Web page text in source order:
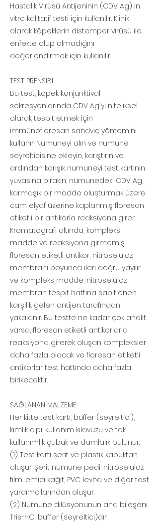
Hastalık Virüsü Antijeninin (CDV Ag) in
vitro kalitatif testi için kullanılır. Klinik
olarak köpeklerin distemper virüsü ile
enfekte olup olmadığını
değerlendirmek için kullanılır.
TEST PRENSİBİ
Bu test, köpek konjunktival
sekresyonlarında CDV Ag'yi niteliksel
olarak tespit etmek için
immünofloresan sandviç yöntemini
kullanır. Numuneyi alın ve numune
seyrelticisine ekleyin, karıştırın ve
ardından karışık numuneyi test kartının
yuvasına bırakın; numunedeki CDV Ag,
karmaşık bir madde oluşturmak üzere
cam elyaf üzerine kaplanmış floresan
etiketli bir antikorla reaksiyona girer.
Kromatografi altında, kompleks
madde ve reaksiyona girmemiş
floresan etiketli antikor, nitroselüloz
membranı boyunca ileri doğru yayılır
ve kompleks madde, nitroselüloz
membran tespit hattına sabitlenen
karşılık gelen antijen tarafından
yakalanır. Bu testte ne kadar çok analit
varsa, floresan etiketli antikorlarla
reaksiyona girerek oluşan kompleksler
daha fazla olacak ve floresan etiketli
antikorlar test hattında daha fazla
birikecektir.
SAĞLANAN MALZEME
Her kitte test kartı, buffer (seyreltici),
kimlik çipi, kullanım kılavuzu ve tek
kullanımlık çubuk ve damlalık bulunur:
(1) Test kartı şerit ve plastik kabuktan
oluşur. Şerit numune pedi, nitroselüloz
film, emici kağıt, PVC levha ve diğer test
yardımcılarından oluşur.
(2) Numune dilüsyonunun ana bileşeni
Tris-HCl buffer (seyreltici)dır.